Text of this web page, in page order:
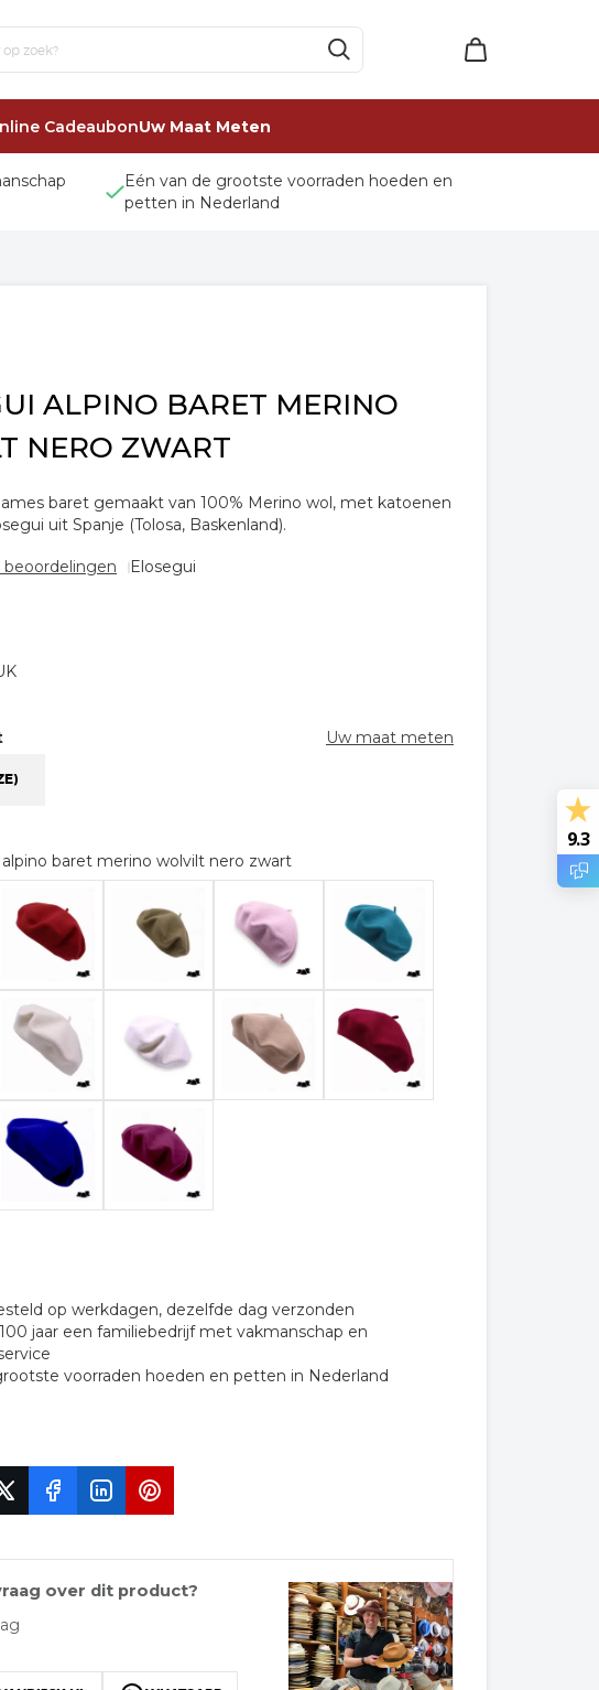
CadeaubonUw Maat Meten
Eén van de grootste voorraden hoeden en
petten in Nederland
ALPINO BARET MERINO
NERO ZWART
baret gemaakt van 100% Merino wol, met katoenen
uit Spanje (Tolosa, Baskenland).
beoordelingen Elosegui
Uw maat meten
baret merino wolvilt nero zwart
op werkdagen, dezelfde dag verzonden
jaar een familiebedrijf met vakmanschap en
voorraden hoeden en petten in Nederland
over dit product?
9.3